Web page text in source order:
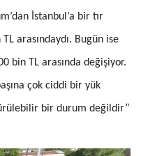
İstanbul’a bir tır
arasındaydı. Bugün ise
bin TL arasında değişiyor.
çok ciddi bir yük
bir durum değildir”